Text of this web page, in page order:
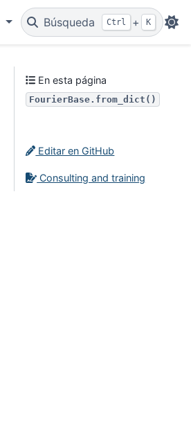
Búsqueda Ctrl + K
En esta página
FourierBase.from_dict()
Editar en GitHub
Consulting and training